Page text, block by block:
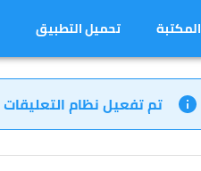
المكتبة تحميل التطبيق
تم تفعيل نظام